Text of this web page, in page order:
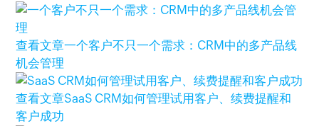
查看文章一个客户不只一个需求：CRM中的多产品线
机会管理
查看文章SaaS CRM如何管理试用客户、续费提醒和
客户成功